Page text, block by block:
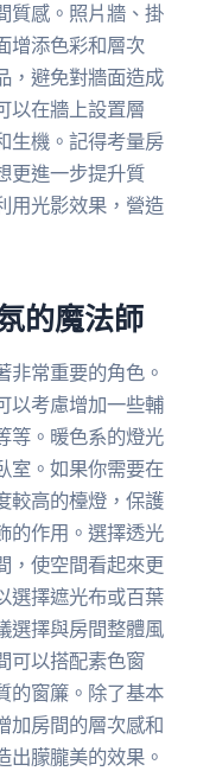
質感。照片牆、掛
增添色彩和層次
，避免對牆面造成
以在牆上設置層
生機。記得考量房
更進一步提升質
用光影效果，營造
的魔法師
非常重要的角色。
以考慮增加一些輔
等。暖色系的燈光
室。如果你需要在
較高的檯燈，保護
的作用。選擇透光
，使空間看起來更
選擇遮光布或百葉
選擇與房間整體風
可以搭配素色窗
的窗簾。除了基本
加房間的層次感和
出朦朧美的效果。